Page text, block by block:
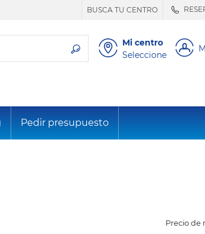
BUSCA TU CENTRO
Mi centro
Seleccione
Pedir presupuesto
Precio de